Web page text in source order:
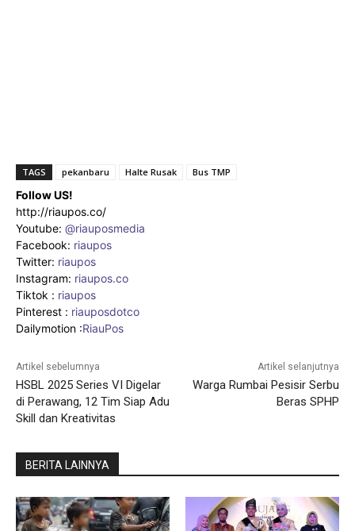
TAGS pekanbaru Halte Rusak Bus TMP
Follow US!
http://riaupos.co/
Youtube: @riauposmedia
Facebook: riaupos
Twitter: riaupos
Instagram: riaupos.co
Tiktok : riaupos
Pinterest : riauposdotco
Dailymotion :RiauPos
Artikel sebelumnya
HSBL 2025 Series VI Digelar
di Perawang, 12 Tim Siap Adu
Skill dan Kreativitas
Artikel selanjutnya
Warga Rumbai Pesisir Serbu
Beras SPHP
BERITA LAINNYA